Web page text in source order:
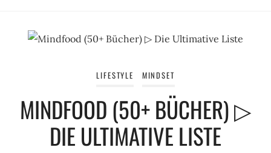
LIFESTYLE MINDSET
MINDFOOD (50+ BÜCHER) ▷
DIE ULTIMATIVE LISTE